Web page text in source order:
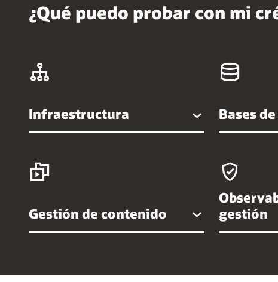
¿Qué puedo probar con mi
Infraestructura Bases
Gestión de contenido
gestión